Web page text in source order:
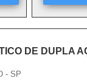
DE DUPLA
- SP